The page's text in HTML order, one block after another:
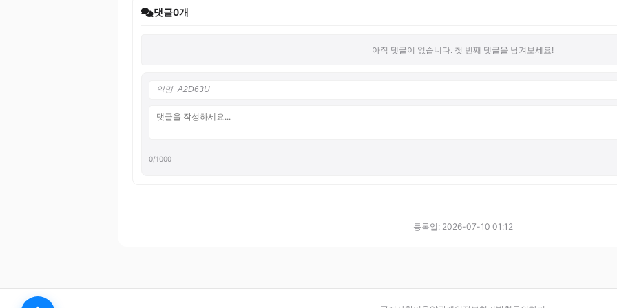
댓글0개
아직 댓글이 없습니다. 첫 번째 댓글을 남겨보세요!
0/1000
등록일: 2026-07-10 01:12